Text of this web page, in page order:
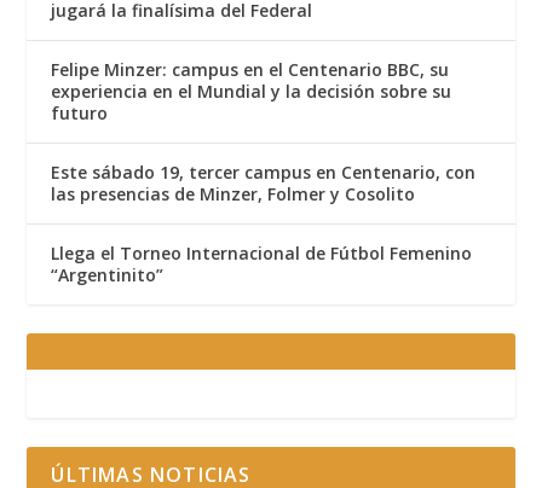
jugará la finalísima del Federal
Felipe Minzer: campus en el Centenario BBC, su
experiencia en el Mundial y la decisión sobre su
futuro
Este sábado 19, tercer campus en Centenario, con
las presencias de Minzer, Folmer y Cosolito
Llega el Torneo Internacional de Fútbol Femenino
“Argentinito”
ÚLTIMAS NOTICIAS